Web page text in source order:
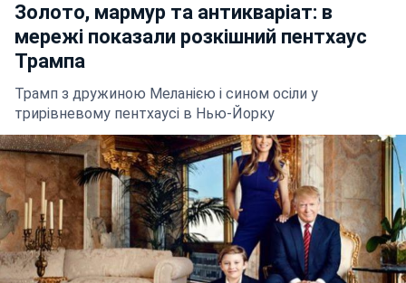
Золото, мармур та антикваріат: в
мережі показали розкішний пентхаус
Трампа
Трамп з дружиною Меланією і сином осіли у
трирівневому пентхаусі в Нью-Йорку